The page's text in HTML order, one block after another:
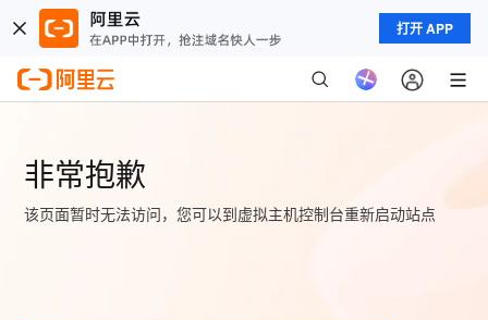
打开 APP
非常抱歉
该页面暂时无法访问，您可以到虚拟主机控制台重新启动站点